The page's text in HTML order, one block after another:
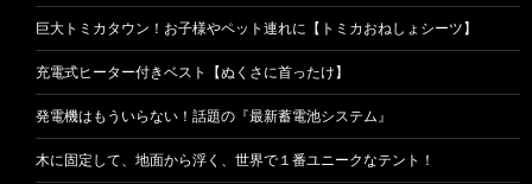
巨大トミカタウン！お子様やペット連れに【トミカおねしょシーツ】
充電式ヒーター付きベスト【ぬくさに首ったけ】
発電機はもういらない！話題の『最新蓄電池システム』
木に固定して、地面から浮く、世界で１番ユニークなテント！